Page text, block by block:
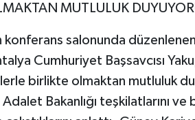
MUTLULUK
konferans salonunda
Cumhuriyet Başsavcısı
birlikte olmaktan mutluluk
Bakanlığı teşkilatlarını ve